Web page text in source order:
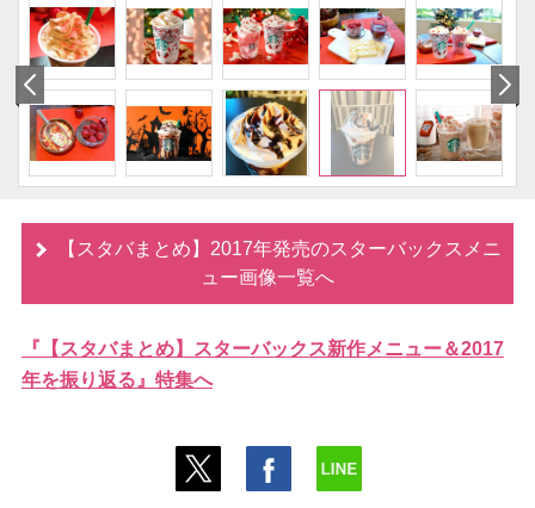
【スタバまとめ】2017年発売のスターバックスメニ
ュー画像一覧へ
『【スタバまとめ】スターバックス新作メニュー＆2017
年を振り返る』特集へ